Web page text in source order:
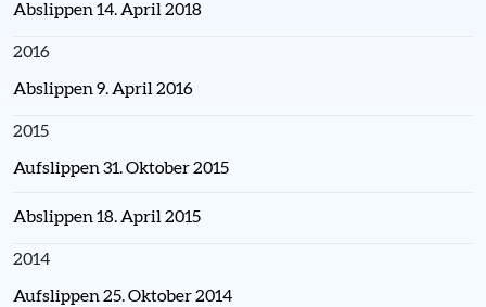
Abslippen 14. April 2018
2016
Abslippen 9. April 2016
2015
Aufslippen 31. Oktober 2015
Abslippen 18. April 2015
2014
Aufslippen 25. Oktober 2014